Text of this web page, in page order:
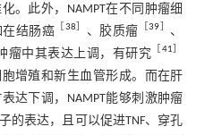
。此外，NAMPT在不同肿瘤细
结肠癌 ［38］ 、胶质瘤 ［39］ 、
瘤中其表达上调，有研究 ［41］
胞增殖和新生血管形成。而在肝
达下调，NAMPT能够刺激肿瘤
的表达，且可以促进TNF、穿孔